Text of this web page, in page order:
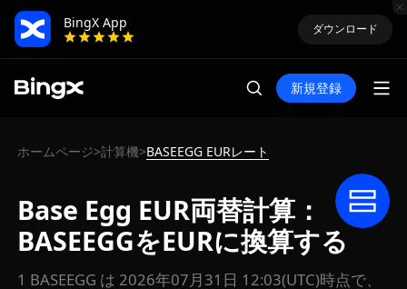
BingX App
ダウンロード
新規登録
ホームページ>計算機>BASEEGG EURレート
Base Egg EUR両替計算：
BASEEGGをEURに換算する
1 BASEEGG は 2026年07月31日 12:03(UTC)時点で、